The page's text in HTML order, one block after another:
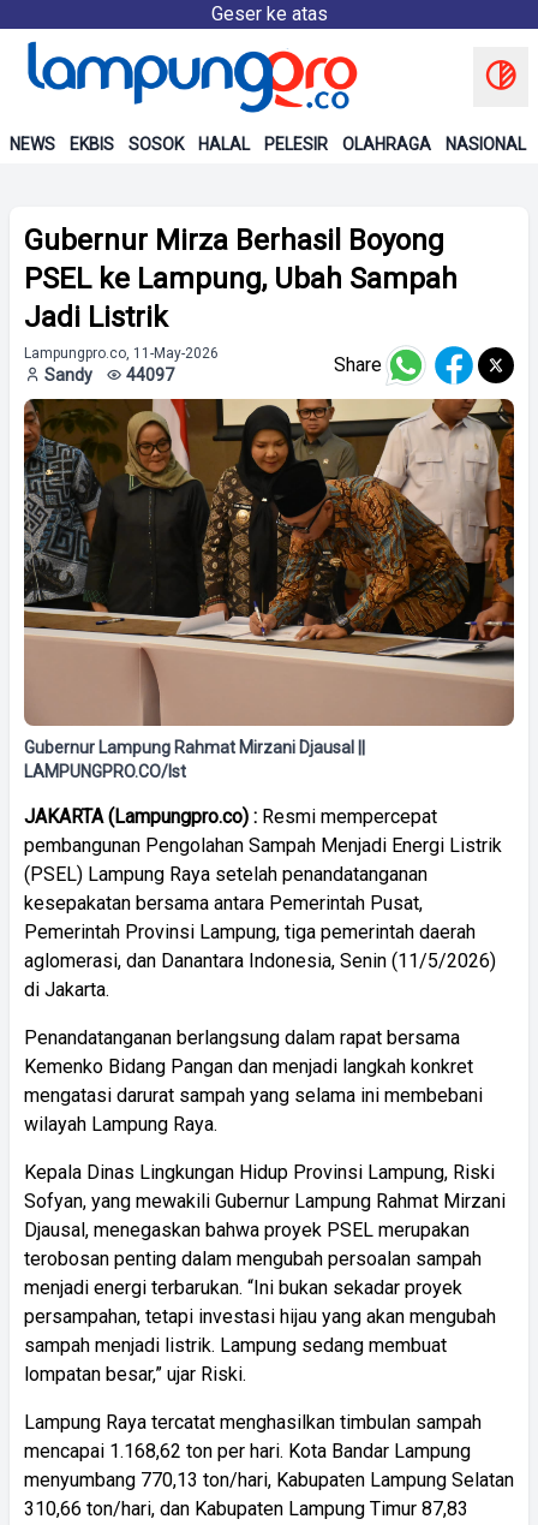
Geser ke atas
NEWS EKBIS SOSOK HALAL PELESIR OLAHRAGA NASIONAL
Gubernur Mirza Berhasil Boyong
PSEL ke Lampung, Ubah Sampah
Jadi Listrik
Lampungpro.co, 11-May-2026
Sandy 44097 Share
Gubernur Lampung Rahmat Mirzani Djausal ||
LAMPUNGPRO.CO/Ist
JAKARTA (Lampungpro.co) : Resmi mempercepat
pembangunan Pengolahan Sampah Menjadi Energi Listrik
(PSEL) Lampung Raya setelah penandatanganan
kesepakatan bersama antara Pemerintah Pusat,
Pemerintah Provinsi Lampung, tiga pemerintah daerah
aglomerasi, dan Danantara Indonesia, Senin (11/5/2026)
di Jakarta.
Penandatanganan berlangsung dalam rapat bersama
Kemenko Bidang Pangan dan menjadi langkah konkret
mengatasi darurat sampah yang selama ini membebani
wilayah Lampung Raya.
Kepala Dinas Lingkungan Hidup Provinsi Lampung, Riski
Sofyan, yang mewakili Gubernur Lampung Rahmat Mirzani
Djausal, menegaskan bahwa proyek PSEL merupakan
terobosan penting dalam mengubah persoalan sampah
menjadi energi terbarukan. “Ini bukan sekadar proyek
persampahan, tetapi investasi hijau yang akan mengubah
sampah menjadi listrik. Lampung sedang membuat
lompatan besar,” ujar Riski.
Lampung Raya tercatat menghasilkan timbulan sampah
mencapai 1.168,62 ton per hari. Kota Bandar Lampung
menyumbang 770,13 ton/hari, Kabupaten Lampung Selatan
310,66 ton/hari, dan Kabupaten Lampung Timur 87,83